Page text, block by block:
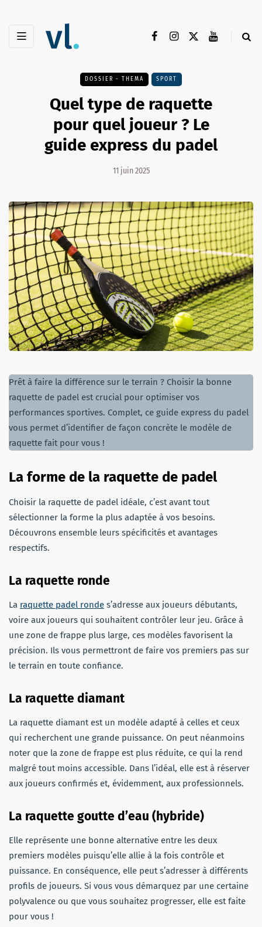
DOSSIER - THEMA SPORT
Quel type de raquette
pour quel joueur ? Le
guide express du padel
11 juin 2025
Prêt à faire la différence sur le terrain ? Choisir la bonne
raquette de padel est crucial pour optimiser vos
performances sportives. Complet, ce guide express du padel
vous permet d’identifier de façon concrète le modèle de
raquette fait pour vous !
La forme de la raquette de padel
Choisir la raquette de padel idéale, c’est avant tout
sélectionner la forme la plus adaptée à vos besoins.
Découvrons ensemble leurs spécificités et avantages
respectifs.
La raquette ronde
La raquette padel ronde s’adresse aux joueurs débutants,
voire aux joueurs qui souhaitent contrôler leur jeu. Grâce à
une zone de frappe plus large, ces modèles favorisent la
précision. Ils vous permettront de faire vos premiers pas sur
le terrain en toute confiance.
La raquette diamant
La raquette diamant est un modèle adapté à celles et ceux
qui recherchent une grande puissance. On peut néanmoins
noter que la zone de frappe est plus réduite, ce qui la rend
malgré tout moins accessible. Dans l’idéal, elle est à réserver
aux joueurs confirmés et, évidemment, aux professionnels.
La raquette goutte d’eau (hybride)
Elle représente une bonne alternative entre les deux
premiers modèles puisqu’elle allie à la fois contrôle et
puissance. En conséquence, elle peut s’adresser à différents
profils de joueurs. Si vous vous démarquez par une certaine
polyvalence ou que vous souhaitez progresser, elle est faite
pour vous !